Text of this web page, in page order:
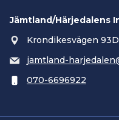
Jämtland/Härjedalens
Krondikesvägen
jamtland-
070-6696922